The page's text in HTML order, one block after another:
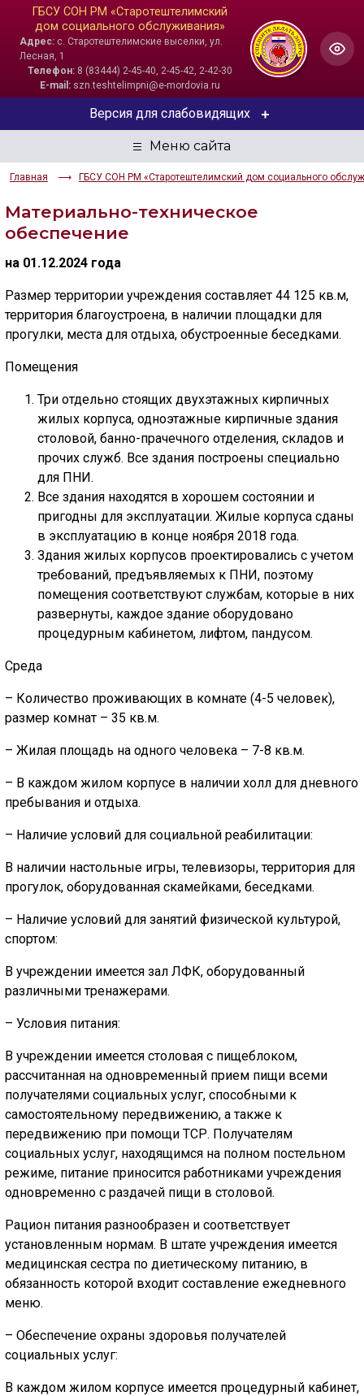
ГБСУ СОН РМ «Старотештелимский
дом социального обслуживания»
Адрес: с. Старотештелимские выселки, ул.
Лесная, 1
Телефон: 8 (83444) 2-45-40, 2-45-42, 2-42-30
E-mail: szn.teshtelimpni@e-mordovia.ru
Главная ГБСУ СОН РМ «Старотештелимский дом социального
Версия для слабовидящих
ЦВЕТОВАЯ СХЕМА
Aa Aa Aa
ИЗОБРАЖЕНИЯ
🔊 Включить озвучивание
Настройки по умолчанию
Настройки по умолчанию
Материально-техническое
обеспечение
на 01.12.2024 года
Размер территории учреждения составляет 44 125 кв.м,
территория благоустроена, в наличии площадки для
прогулки, места для отдыха, обустроенные беседками.
Помещения
Три отдельно стоящих двухэтажных кирпичных
жилых корпуса, одноэтажные кирпичные здания
столовой, банно-прачечного отделения, складов и
прочих служб. Все здания построены специально
для ПНИ.
Все здания находятся в хорошем состоянии и
пригодны для эксплуатации. Жилые корпуса сданы
в эксплуатацию в конце ноября 2018 года.
Здания жилых корпусов проектировались с учетом
требований, предъявляемых к ПНИ, поэтому
помещения соответствуют службам, которые в них
развернуты, каждое здание оборудовано
процедурным кабинетом, лифтом, пандусом.
Среда
– Количество проживающих в комнате (4-5 человек),
размер комнат – 35 кв.м.
– Жилая площадь на одного человека – 7-8 кв.м.
– В каждом жилом корпусе в наличии холл для дневного
пребывания и отдыха.
– Наличие условий для социальной реабилитации:
В наличии настольные игры, телевизоры, территория для
прогулок, оборудованная скамейками, беседками.
– Наличие условий для занятий физической культурой,
спортом:
В учреждении имеется зал ЛФК, оборудованный
различными тренажерами.
– Условия питания:
В учреждении имеется столовая с пищеблоком,
рассчитанная на одновременный прием пищи всеми
получателями социальных услуг, способными к
самостоятельному передвижению, а также к
передвижению при помощи ТСР. Получателям
социальных услуг, находящимся на полном постельном
режиме, питание приносится работниками учреждения
одновременно с раздачей пищи в столовой.
Рацион питания разнообразен и соответствует
установленным нормам. В штате учреждения имеется
медицинская сестра по диетическому питанию, в
обязанность которой входит составление ежедневного
меню.
– Обеспечение охраны здоровья получателей
социальных услуг:
В каждом жилом корпусе имеется процедурный кабинет,